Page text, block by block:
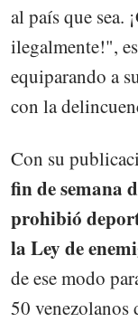
al país que sea.
ilegalmente!",
equiparando a
con la
Con su
fin de semana
prohibió
la Ley de
de ese modo
50 venezolanos